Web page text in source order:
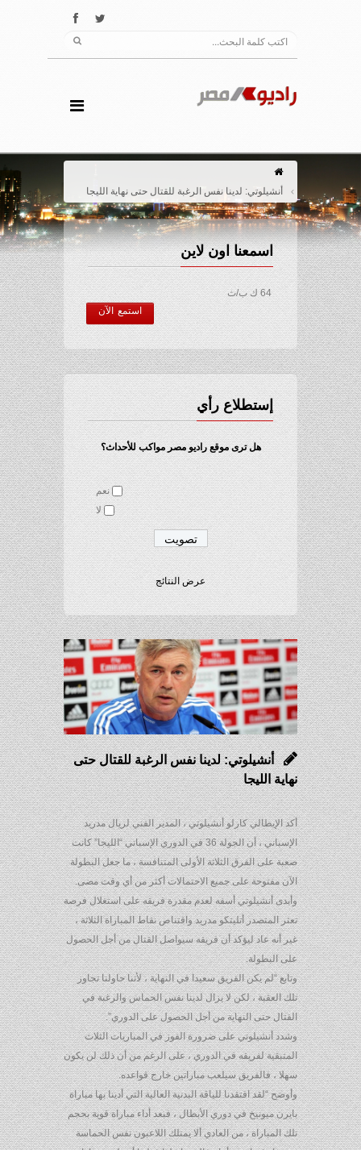
أنشيلوتي: لدينا نفس الرغبة للقتال حتى نهاية الليجا
اسمعنا اون لاين
64 ك ب/ث
استمع الآن
إستطلاع رأي
هل ترى موقع راديو مصر مواكب للأحداث؟
نعم
لا
عرض النتائج
أنشيلوتي: لدينا نفس الرغبة للقتال حتى
نهاية الليجا
أكد الإيطالي كارلو أنشيلوتي ، المدير الفني لريال مدريد
الإسباني ، أن الجولة 36 في الدوري الإسباني “الليجا” كانت
صعبة على الفرق الثلاثة الأولى المتنافسة ، ما جعل البطولة
الآن مفتوحة على جميع الاحتمالات أكثر من أي وقت مضى.
وأبدى أنشيلوتي أسفه لعدم مقدرة فريقه على استغلال فرصة
تعثر المتصدر أتليتكو مدريد واقتناص نقاط المباراة الثلاثة ،
غير أنه عاد ليؤكد أن فريقه سيواصل القتال من أجل الحصول
على البطولة.
وتابع “لم يكن الفريق سعيدا في النهاية ، لأننا حاولنا تجاوز
تلك العقبة ، لكن لا يزال لدينا نفس الحماس والرغبة في
القتال حتى النهاية من أجل الحصول على الدوري”.
وشدد أنشيلوتي على ضرورة الفوز في المباريات الثلاث
المتبقية لفريقه في الدوري ، على الرغم من أن ذلك لن يكون
سهلا ، فالفريق سيلعب مباراتين خارج قواعده.
وأوضح “لقد افتقدنا للياقة البدنية العالية التي أدينا بها مباراة
بايرن ميونيخ في دوري الأبطال ، فبعد أداء مباراة قوية بحجم
تلك المباراة ، من العادي ألا يمتلك اللاعبون نفس الحماسة